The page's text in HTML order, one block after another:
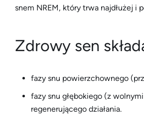
snem NREM, który trwa najdłużej i
Zdrowy sen
fazy ​​snu powierzchownego
fazy snu głębokiego (z
regenerującego działania.